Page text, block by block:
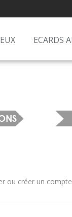
ECARDS
créer un